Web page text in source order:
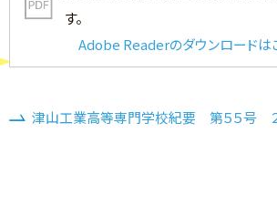
す。
Adobe Readerのダウンロードは
津山工業高等専門学校紀要 第５５号 ２